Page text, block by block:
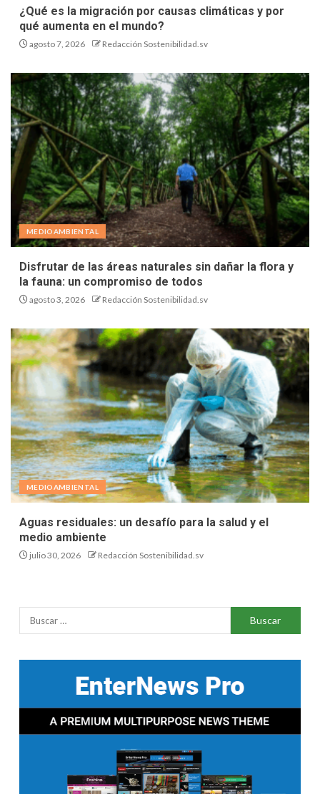
¿Qué es la migración por causas climáticas y por
qué aumenta en el mundo?
agosto 7, 2026 Redacción Sostenibilidad.sv
MEDIOAMBIENTAL
Disfrutar de las áreas naturales sin dañar la flora y
la fauna: un compromiso de todos
agosto 3, 2026 Redacción Sostenibilidad.sv
MEDIOAMBIENTAL
Aguas residuales: un desafío para la salud y el
medio ambiente
julio 30, 2026 Redacción Sostenibilidad.sv